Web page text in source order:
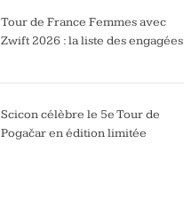
Tour de France Femmes avec
Zwift 2026 : la liste des engagées
Scicon célèbre le 5e Tour de
Pogačar en édition limitée